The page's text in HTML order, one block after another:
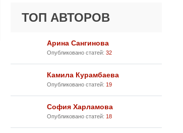
ТОП АВТОРОВ
Арина Сангинова
Опубликовано статей: 32
Камила Курамбаева
Опубликовано статей: 19
София Харламова
Опубликовано статей: 18